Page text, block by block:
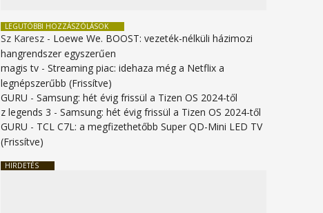
LEGUTÓBBI HOZZÁSZÓLÁSOK
Sz Karesz - Loewe We. BOOST: vezeték-nélküli házimozi
hangrendszer egyszerűen
magis tv -Streaming piac: idehaza még a Netflix a
legnépszerűbb (Frissítve)
GURU -Samsung: hét évig frissül a Tizen OS 2024-től
z legends 3 -Samsung: hét évig frissül a Tizen OS 2024-től
GURU - TCL C7L: a megfizethetőbb Super QD-Mini LED TV
(Frissítve)
HIRDETÉS